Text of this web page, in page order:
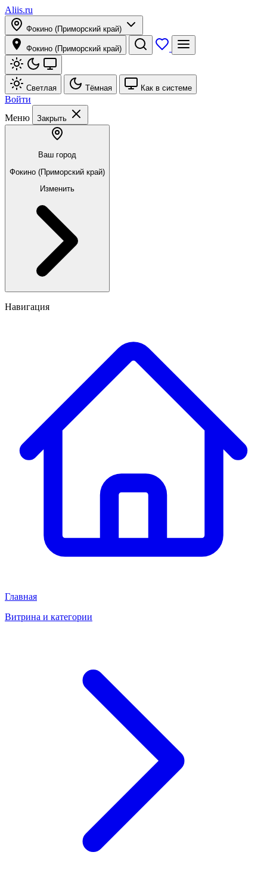
Aliis.ru
Фокино (Приморский край)
Фокино (Приморский край)
Светлая Тёмная Как в системе
Войти
Меню
Закрыть
Ваш город
Фокино (Приморский край)
Изменить
Навигация
Главная
Витрина и категории